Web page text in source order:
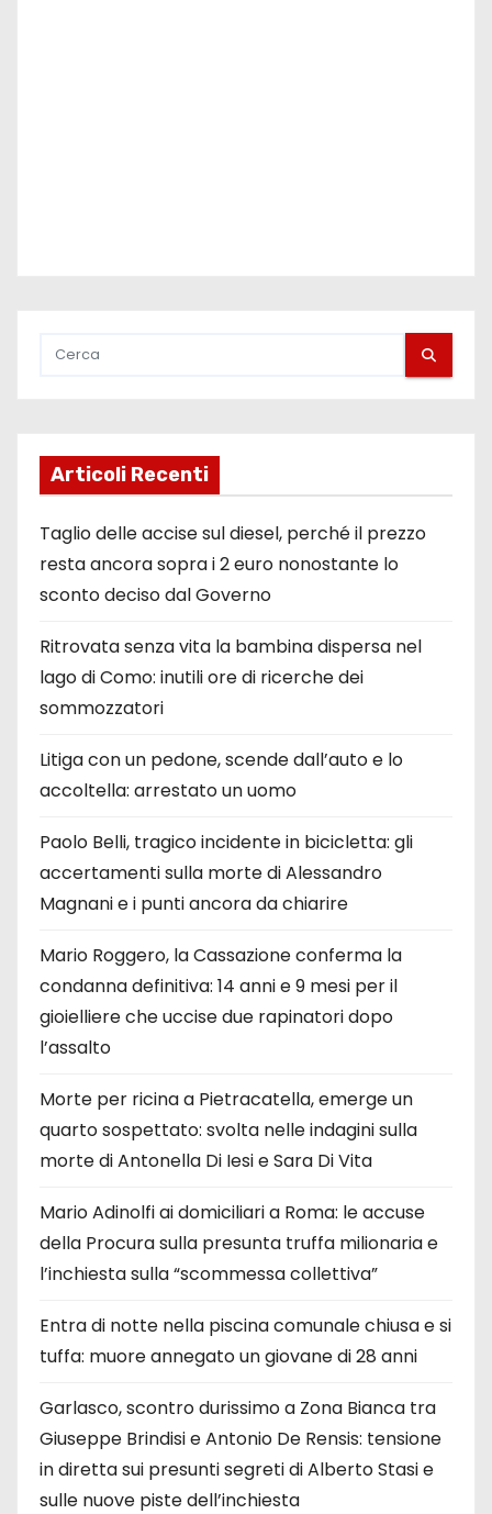
Articoli Recenti
Taglio delle accise sul diesel, perché il prezzo
resta ancora sopra i 2 euro nonostante lo
sconto deciso dal Governo
Ritrovata senza vita la bambina dispersa nel
lago di Como: inutili ore di ricerche dei
sommozzatori
Litiga con un pedone, scende dall’auto e lo
accoltella: arrestato un uomo
Paolo Belli, tragico incidente in bicicletta: gli
accertamenti sulla morte di Alessandro
Magnani e i punti ancora da chiarire
Mario Roggero, la Cassazione conferma la
condanna definitiva: 14 anni e 9 mesi per il
gioielliere che uccise due rapinatori dopo
l’assalto
Morte per ricina a Pietracatella, emerge un
quarto sospettato: svolta nelle indagini sulla
morte di Antonella Di Iesi e Sara Di Vita
Mario Adinolfi ai domiciliari a Roma: le accuse
della Procura sulla presunta truffa milionaria e
l’inchiesta sulla “scommessa collettiva”
Entra di notte nella piscina comunale chiusa e si
tuffa: muore annegato un giovane di 28 anni
Garlasco, scontro durissimo a Zona Bianca tra
Giuseppe Brindisi e Antonio De Rensis: tensione
in diretta sui presunti segreti di Alberto Stasi e
sulle nuove piste dell’inchiesta